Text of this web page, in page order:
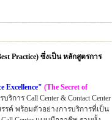
Practice) ซึ่งเป็น หลักสูตรการ
Excellence" (The Secret of
การ Call Center & Contact Center
รค์ พร้อมตัวอย่างการบริการที่เป็น